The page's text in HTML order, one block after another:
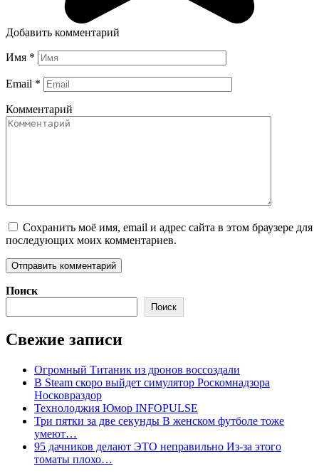
Добавить комментарий
Имя *
Email *
Комментарий
Сохранить моё имя, email и адрес сайта в этом браузере для
последующих моих комментариев.
Поиск
Поиск
Свежие записи
Огромный Титаник из дронов воссоздали
В Steam скоро выйдет симулятор Роскомнадзора
Носковраздор
Технолоджия Юмор INFOPULSE
Три пятки за две секунды В женском футболе тоже
умеют…
95 дачников делают ЭТО неправильно Из-за этого
томаты плохо…